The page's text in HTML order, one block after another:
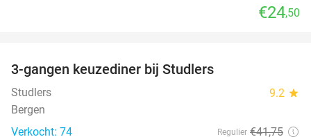
€24,50
3-gangen keuzediner bij Studlers
Studlers 9.2 star
Bergen
Verkocht: 74
Regulier €41,75